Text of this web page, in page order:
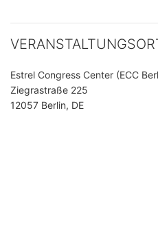
Estrel Congress Center (ECC
Ziegrastraße 225
12057 Berlin, DE